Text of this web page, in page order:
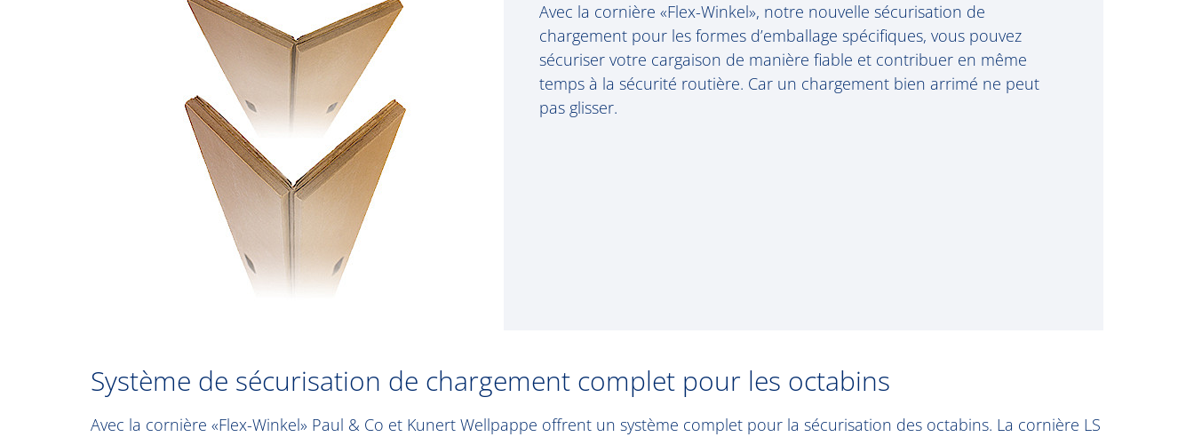
Avec la cornière «Flex-Winkel», notre nouvelle sécurisation de
chargement pour les formes d’emballage spécifiques, vous pouvez
sécuriser votre cargaison de manière fiable et contribuer en même
temps à la sécurité routière. Car un chargement bien arrimé ne peut
pas glisser.
Système de sécurisation de chargement complet pour les octabins
Avec la cornière «Flex-Winkel» Paul & Co et Kunert Wellpappe offrent un système complet pour la sécurisation des octabins. La cornière LS